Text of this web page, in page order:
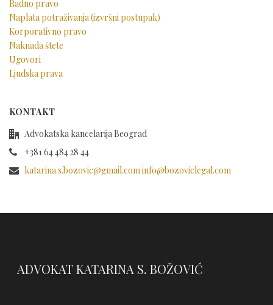
Radno pravo
Naplata potraživanja (izvršni postupak)
Korporativno pravo
Naknada štete
Ugovori
Ljudska prava
KONTAKT
Advokatska kancelarija Beograd
+381 64 484 28 44
katarina.s.bozovic@gmail.com info@bozoviclegal.com
ADVOKAT KATARINA S. BOŽOVIĆ